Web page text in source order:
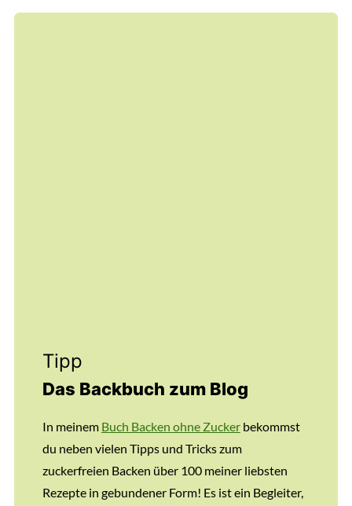
Tipp
Das Backbuch zum Blog
In meinem Buch Backen ohne Zuckerbekommst
du neben vielen Tipps und Tricks zum
zuckerfreien Backen über 100 meiner liebsten
Rezepte in gebundener Form! Es ist ein Begleiter,